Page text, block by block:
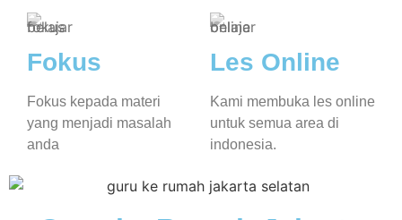
Fokus
Fokus kepada materi
yang menjadi masalah
anda
Les Online
Kami membuka les online
untuk semua area di
indonesia.